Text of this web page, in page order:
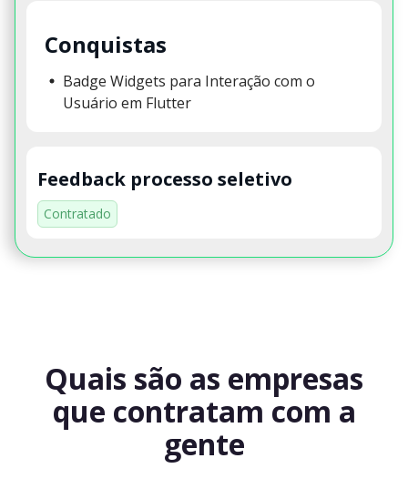
Conquistas
Badge Widgets para Interação com o
Usuário em Flutter
Feedback processo seletivo
Contratado
Quais são as empresas
que contratam com a
gente